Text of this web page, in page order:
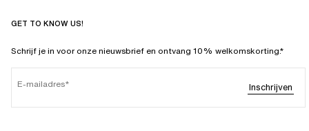
GET TO KNOW US!
Schrijf je in voor onze nieuwsbrief en ontvang 10% welkomskorting.*
E-mailadres Inschrijven